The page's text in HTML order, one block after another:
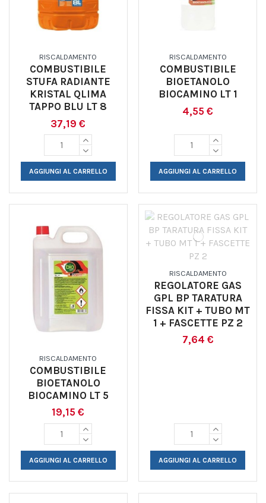
RISCALDAMENTO
COMBUSTIBILE
STUFA RADIANTE
KRISTAL QLIMA
TAPPO BLU LT 8
37,19 €
AGGIUNGI AL CARRELLO
RISCALDAMENTO
COMBUSTIBILE
BIOETANOLO
BIOCAMINO LT 1
4,55 €
AGGIUNGI AL CARRELLO
RISCALDAMENTO
COMBUSTIBILE
BIOETANOLO
BIOCAMINO LT 5
19,15 €
AGGIUNGI AL CARRELLO
RISCALDAMENTO
REGOLATORE GAS
GPL BP TARATURA
FISSA KIT + TUBO MT
1 + FASCETTE PZ 2
7,64 €
AGGIUNGI AL CARRELLO